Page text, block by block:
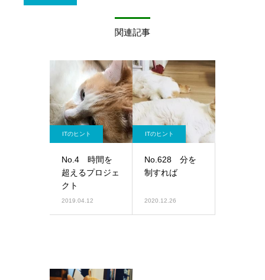
関連記事
ITのヒント
No.4 時間を
超えるプロジェ
クト
2019.04.12
ITのヒント
No.628 分を
制すれば
2020.12.26